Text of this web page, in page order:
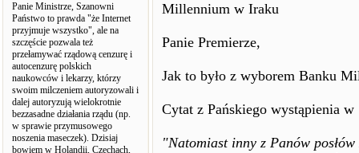
Panie Ministrze, Szanowni
Państwo to prawda "że Internet
przyjmuje wszystko", ale na
szczęście pozwala też
przełamywać rządową cenzurę i
autocenzurę polskich
naukowców i lekarzy, którzy
swoim milczeniem autoryzowali i
dalej autoryzują wielokrotnie
bezzasadne działania rządu (np.
w sprawie przymusowego
noszenia maseczek). Dzisiaj
bowiem w Holandii, Czechach,
Millennium w Iraku
Panie Premierze,
Jak to było z wyborem Banku
Cytat z Pańskiego wystąpienia
"Natomiast inny z Panów